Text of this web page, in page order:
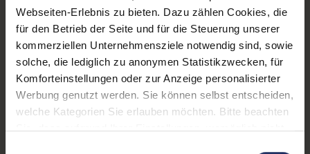
Webseiten-Erlebnis zu bieten. Dazu zählen Cookies, die
für den Betrieb der Seite und für die Steuerung unserer
kommerziellen Unternehmensziele notwendig sind, sowie
solche, die lediglich zu anonymen Statistikzwecken, für
Komforteinstellungen oder zur Anzeige personalisierter
Werbung genutzt werden. Sie können selbst entscheiden,
welche Kategorien Sie erlauben möchten. Bitte beachten
Sie, dass aufgrund Ihrer Einstellungen, womöglich nicht
Schnittstellen:
1x Audio / Mikrofon - 3.5
mm Combo, 1x Bluetooth,
1x
Dockingstationanschluss,
1x HDMI, 1x LAN RJ-45, 1x
SD-Kartenleser, 1x W-LAN,
Mehr anzeigen
LTE: Nein